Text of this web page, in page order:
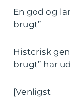
En god og
brugt”
Historisk
brugt” har
[Venligst